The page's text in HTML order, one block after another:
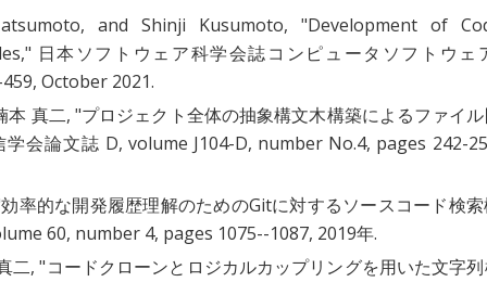
and Shinji Kusumoto, "Development of
," 日本ソフトウェア科学会誌コンピュータソフトウェ
October 2021.
本 真二, "プロジェクト全体の抽象構文木構築によるファイ
会論文誌 D, volume J104-D, number No.4, pages 242-
効率的な開発履歴理解のためのGitに対するソースコード検
60, number 4, pages 1075--1087, 2019年.
二, "コードクローンとロジカルカップリングを用いた文字